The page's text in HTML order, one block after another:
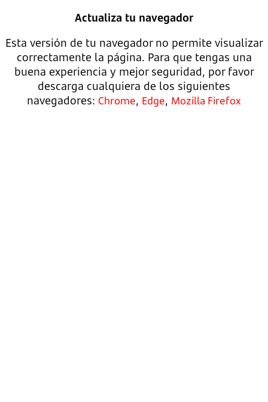
Actualiza tu navegador
Esta versión de tu navegador no permite visualizar
correctamente la página. Para que tengas una
buena experiencia y mejor seguridad, por favor
descarga cualquiera de los siguientes
navegadores: Chrome, Edge, Mozilla Firefox